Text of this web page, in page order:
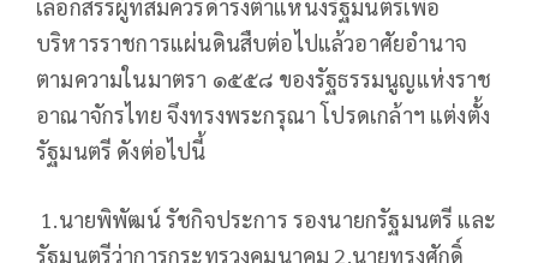
เลือกสรรผู้ที่สมควรดำรงตำแหน่งรัฐมนตรีเพื่อ
บริหารราชการแผ่นดินสืบต่อไปแล้วอาศัยอำนาจ
ตามความในมาตรา ๑๕๕๘ ของรัฐธรรมนูญแห่งราช
อาณาจักรไทย จึงทรงพระกรุณา โปรดเกล้าฯ แต่งตั้ง
รัฐมนตรี ดังต่อไปนี้
1.นายพิพัฒน์ รัชกิจประการ รองนายกรัฐมนตรี และ
รัฐมนตรีว่าการกระทรวงคมนาคม 2.นายทรงศักดิ์